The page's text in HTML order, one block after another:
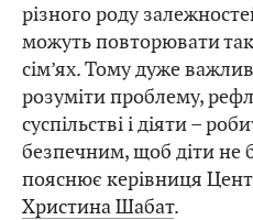
різного роду
можуть повторювати
сім’ях. Тому дуже
розуміти проблему,
суспільстві і діяти –
безпечним, щоб діти не
пояснює керівниця
Христина Шабат.